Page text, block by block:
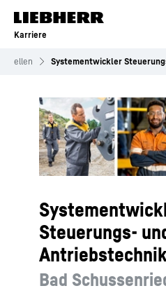
Zum Inhalt springen
Karriere
Stellen Systementwickler
Steuerungs-
Bad